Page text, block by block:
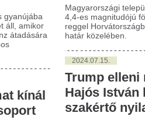
külső biztosítók hibázhattak a Trump elleni
merényletkésírletnél, mivel nem észlelték
időben a fenyegetést.
Apple Pay-botrány:
százezreket vettek le a
felhasználók
bankszámláiról
Egyelőre nincs vége a magyar ügyfeleket